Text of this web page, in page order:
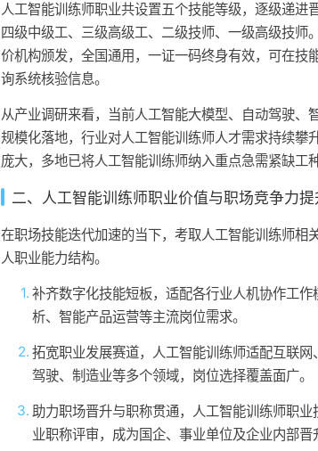
人工智能训练师职业共设置五个技能等级，逐级递进
四级中级工、三级高级工、二级技师、一级高级技师
价机构颁发，全国通用，一证一码终身有效，可在技
询系统核验信息。
从产业调研来看，当前人工智能大模型、自动驾驶、
规模化落地，行业对人工智能训练师人才需求持续攀
庞大，多地已将人工智能训练师纳入重点急需紧缺工
二、人工智能训练师职业价值与职场竞争力
在职场技能迭代加速的当下，考取人工智能训练师相
人职业能力结构。
补齐数字化技能短板，适配各行业人机协作工
析、智能产品运营等主流岗位需求。
拓宽职业发展赛道，人工智能训练师适配互联
驾驶、制造业等多个领域，岗位选择覆盖面广。
助力职场晋升与职称贯通，人工智能训练师职
业职称评审，成为国企、事业单位及企业内部晋